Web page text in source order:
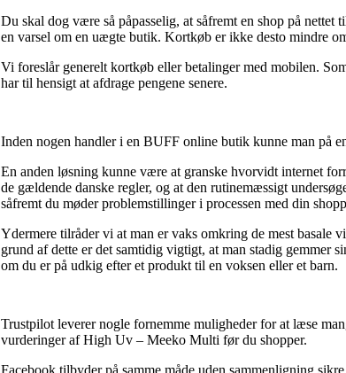
Du skal dog være så påpasselig, at såfremt en shop på
en varsel om en uægte butik. Kortkøb er ikke desto mindre
Vi foreslår generelt kortkøb eller betalinger med mobilen.
har til hensigt at afdrage pengene senere.
Inden nogen handler i en BUFF online butik kunne man på
En anden løsning kunne være at granske hvorvidt internet
de gældende danske regler, og at den rutinemæssigt
såfremt du møder problemstillinger i processen med din
Ydermere tilråder vi at man er vaks omkring de mest basale
grund af dette er det samtidig vigtigt, at man stadig
om du er på udkig efter et produkt til en voksen eller et barn.
Trustpilot leverer nogle fornemme muligheder for at læse
vurderinger af High Uv – Meeko Multi før du shopper.